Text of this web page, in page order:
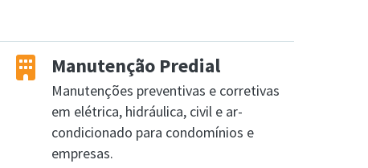
Manutenção Predial
Manutenções preventivas e corretivas
em elétrica, hidráulica, civil e ar-
condicionado para condomínios e
empresas.